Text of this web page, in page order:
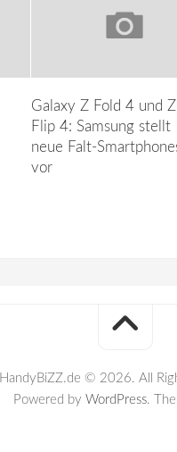
Galaxy Z Fold 4 und Z
Flip 4: Samsung stellt
neue Falt-
vor
HandyBiZZ.de © 2026. All
Powered by WordPress.